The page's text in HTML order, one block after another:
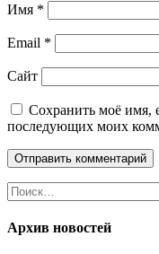
Имя *
Email *
Сайт
Сохранить моё имя,
последующих моих
Найти:
Архив новостей